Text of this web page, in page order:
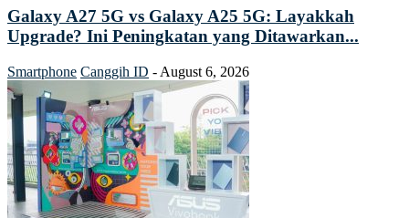
Galaxy A27 5G vs Galaxy A25 5G: Layakkah
Upgrade? Ini Peningkatan yang Ditawarkan...
Smartphone Canggih ID - August 6, 2026